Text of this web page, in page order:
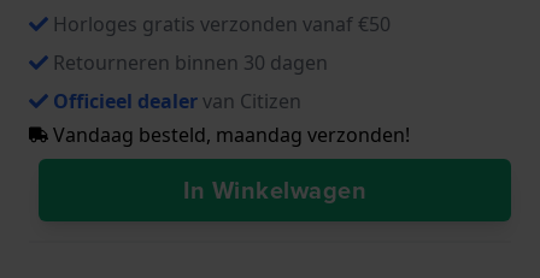
Horloges gratis verzonden vanaf €50
Retourneren binnen 30 dagen
Officieel dealervan Citizen
Vandaag besteld, maandag verzonden!
In Winkelwagen